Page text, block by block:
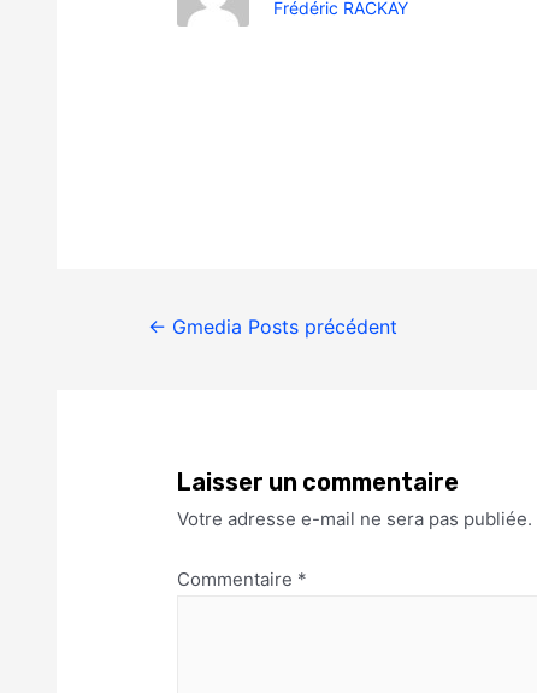
Frédéric RACKAY
← Gmedia Posts précédent
Laisser un commentaire
Votre adresse e-mail ne sera pas publiée.
Commentaire *